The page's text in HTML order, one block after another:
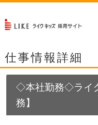
仕事情報詳細
◇本社勤務◇ライ
務】